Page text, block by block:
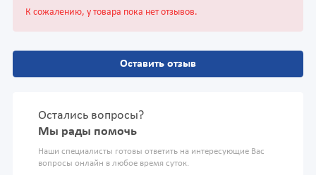
К сожалению, у товара пока нет отзывов.
Оставить отзыв
Остались вопросы?
Мы рады помочь
Наши специалисты готовы ответить на интересующие Вас
вопросы онлайн в любое время суток.